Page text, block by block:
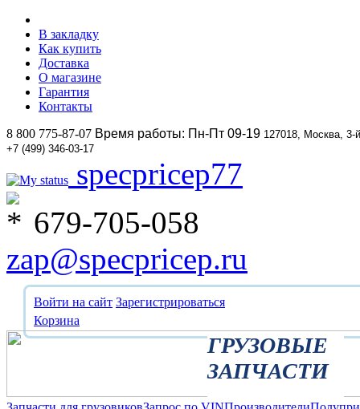
В закладку
Как купить
Доставка
О магазине
Гарантия
Контакты
8 800 775-87-07 Время работы: Пн-Пт 09-19 127018, Москва,
+7 (499) 346-03-17
specpricep77
679-705-058
zap@specpricep.ru
Войти на сайт Зарегистрироваться
Корзина
ГРУЗОВЫЕ
ЗАПЧАСТИ